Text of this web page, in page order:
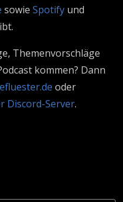
sowie Spotify und
Themenvorschläge
kommen? Dann
oder
Discord-Server.